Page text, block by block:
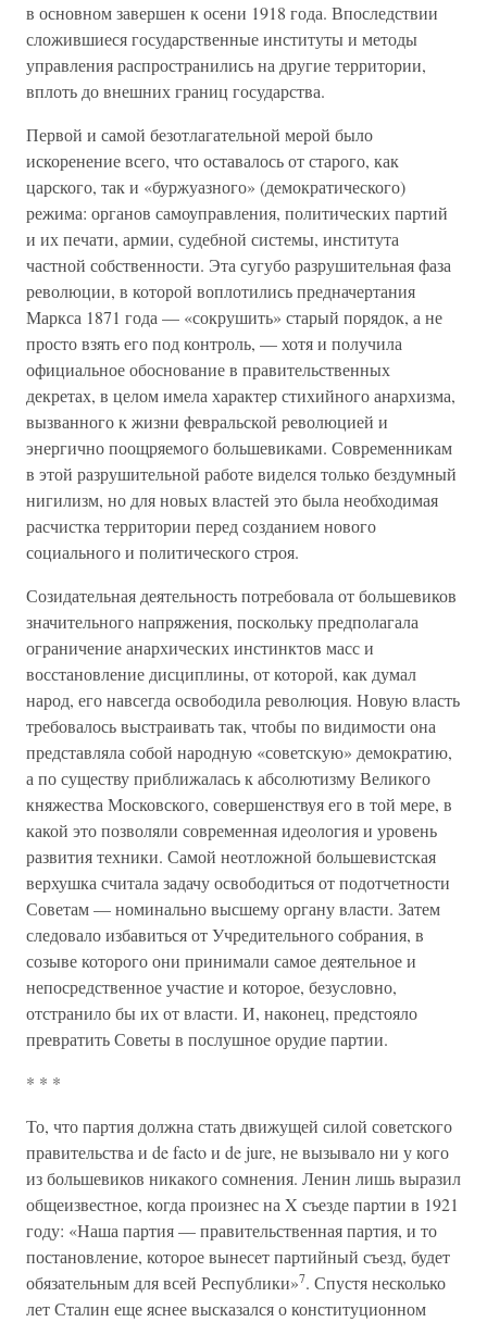
в основном завершен к осени 1918 года. Впоследствии
сложившиеся государственные институты и методы
управления распространились на другие территории,
вплоть до внешних границ государства.
Первой и самой безотлагательной мерой было
искоренение всего, что оставалось от старого, как
царского, так и «буржуазного» (демократического)
режима: органов самоуправления, политических партий
и их печати, армии, судебной системы, института
частной собственности. Эта сугубо разрушительная фаза
революции, в которой воплотились предначертания
Маркса 1871 года — «сокрушить» старый порядок, а не
просто взять его под контроль, — хотя и получила
официальное обоснование в правительственных
декретах, в целом имела характер стихийного анархизма,
вызванного к жизни февральской революцией и
энергично поощряемого большевиками. Современникам
в этой разрушительной работе виделся только бездумный
нигилизм, но для новых властей это была необходимая
расчистка территории перед созданием нового
социального и политического строя.
Созидательная деятельность потребовала от большевиков
значительного напряжения, поскольку предполагала
ограничение анархических инстинктов масс и
восстановление дисциплины, от которой, как думал
народ, его навсегда освободила революция. Новую власть
требовалось выстраивать так, чтобы по видимости она
представляла собой народную «советскую» демократию,
а по существу приближалась к абсолютизму Великого
княжества Московского, совершенствуя его в той мере, в
какой это позволяли современная идеология и уровень
развития техники. Самой неотложной большевистская
верхушка считала задачу освободиться от подотчетности
Советам — номинально высшему органу власти. Затем
следовало избавиться от Учредительного собрания, в
созыве которого они принимали самое деятельное и
непосредственное участие и которое, безусловно,
отстранило бы их от власти. И, наконец, предстояло
превратить Советы в послушное орудие партии.
* * *
То, что партия должна стать движущей силой советского
правительства и de facto и de jure, не вызывало ни у кого
из большевиков никакого сомнения. Ленин лишь выразил
общеизвестное, когда произнес на X съезде партии в 1921
году: «Наша партия — правительственная партия, и то
постановление, которое вынесет партийный съезд, будет
обязательным для всей Республики»7. Спустя несколько
лет Сталин еще яснее высказался о конституционном